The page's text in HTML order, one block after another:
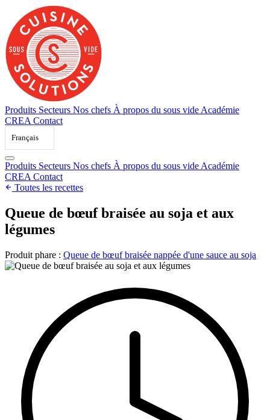
content
Produits Secteurs Nos chefs À propos du sous vide Académie
CREA Contact
Français
Produits Secteurs Nos chefs À propos du sous vide Académie
CREA Contact
Toutes les recettes
Queue de bœuf braisée au soja et aux
légumes
Produit phare : Queue de bœuf braisée nappée d'une sauce au soja